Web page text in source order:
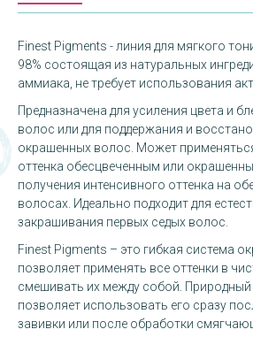
Finest Pigments - линия для мягкого
98% состоящая из натуральных
аммиака, не требует использования
Предназначена для усиления цвета и
волос или для поддержания и
окрашенных волос. Может
оттенка обесцвеченным или
получения интенсивного оттенка на
волосах. Идеально подходит для
закрашивания первых седых волос.
Finest Pigments – это гибкая система
позволяет применять все оттенки в
смешивать их между собой. Природный
позволяет использовать его сразу
завивки или после обработки